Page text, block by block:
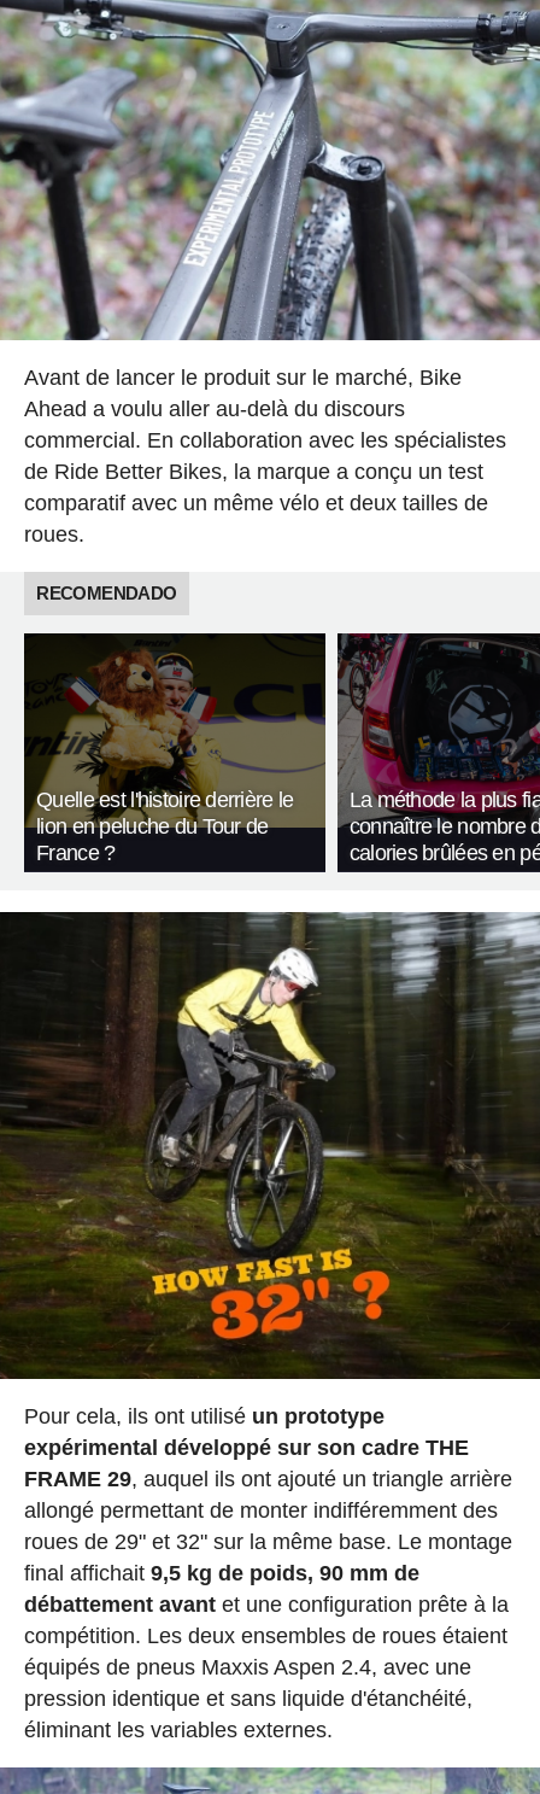
Avant de lancer le produit sur le marché, Bike
Ahead a voulu aller au-delà du discours
commercial. En collaboration avec les spécialistes
de Ride Better Bikes, la marque a conçu un test
comparatif avec un même vélo et deux tailles de
roues.
RECOMENDADO
Quelle est l'histoire derrière le
lion en peluche du Tour de
France ?
La méthode la plus
connaître le nombre
calories brûlées en
Pour cela, ils ont utilisé un prototype
expérimental développé sur son cadre THE
FRAME 29, auquel ils ont ajouté un triangle arrière
allongé permettant de monter indifféremment des
roues de 29" et 32" sur la même base. Le montage
final affichait 9,5 kg de poids, 90 mm de
débattement avantet une configuration prête à la
compétition. Les deux ensembles de roues étaient
équipés de pneus Maxxis Aspen 2.4, avec une
pression identique et sans liquide d'étanchéité,
éliminant les variables externes.